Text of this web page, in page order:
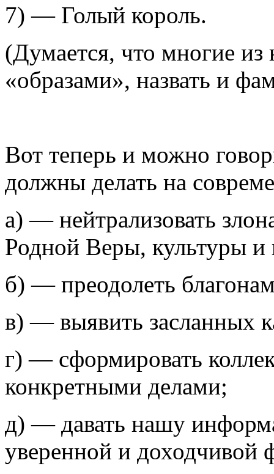
7) — Голый король.
(Думается, что многие из
«образами», назвать и
Вот теперь и можно
должны делать на
а) —нейтрализовать
Родной Веры, культуры и
б) —преодолеть
в) —выявить засланных
г) —сформировать
конкретными делами;
д) —давать нашу
уверенной и доходчивой